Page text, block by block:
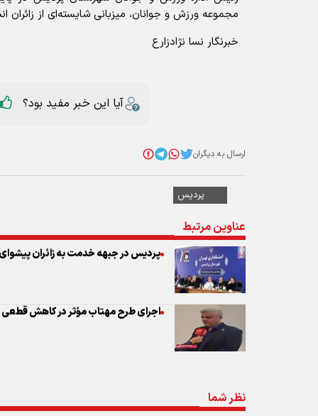
مجموعه ورزش و جوانان، میزبانی شایسته‌ای از زائران
خبرنگار نسا نژادزارع
آیا این خبر مفید بود؟
ارسال به دیگران
پردیس
عناوین مرتبط
پردیس در جبهه خدمت به زائران
اجرای طرح مهتاب مؤثر در کاهش قطعی
نظر شما